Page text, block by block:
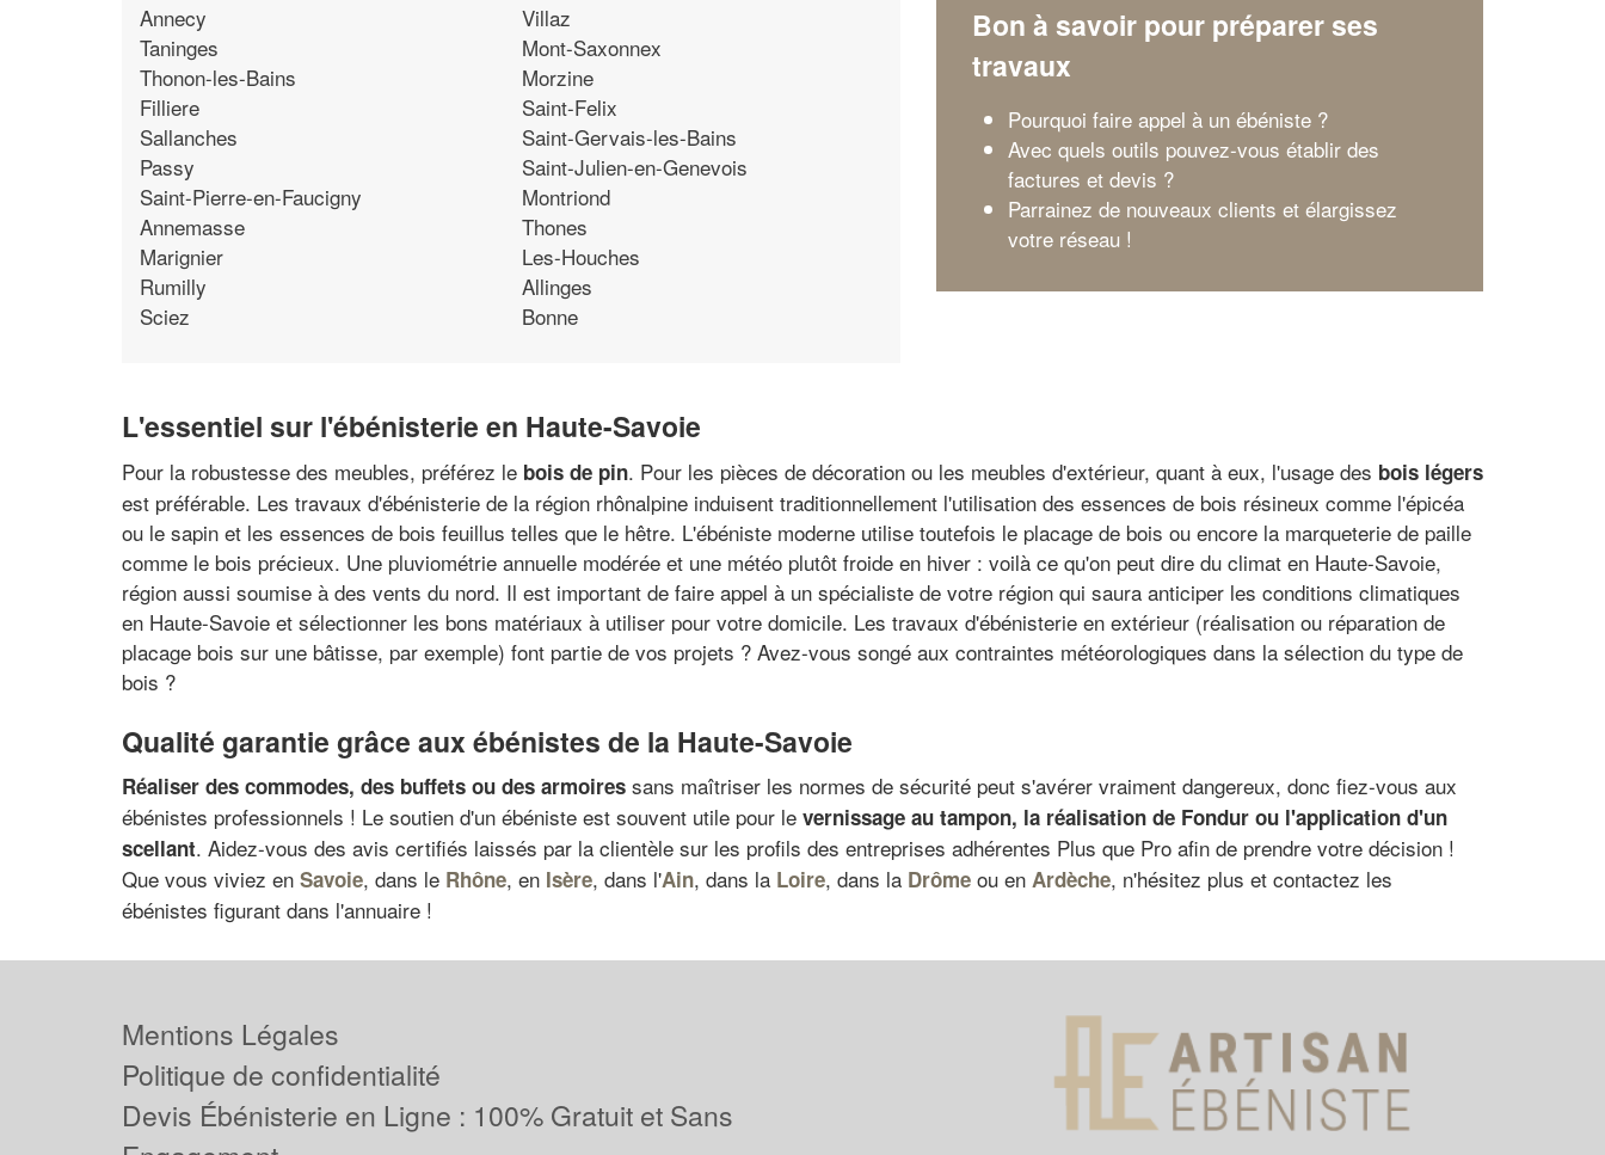
Annecy
Taninges
Thonon-les-Bains
Filliere
Sallanches
Passy
Saint-Pierre-en-Faucigny
Annemasse
Marignier
Rumilly
Sciez
Villaz
Mont-Saxonnex
Morzine
Saint-Felix
Saint-Gervais-les-Bains
Saint-Julien-en-Genevois
Montriond
Thones
Les-Houches
Allinges
Bonne
Bon à savoir pour préparer ses
travaux
Pourquoi faire appel à un ébéniste ?
Avec quels outils pouvez-vous établir des
factures et devis ?
Parrainez de nouveaux clients et élargissez
votre réseau !
L'essentiel sur l'ébénisterie en Haute-Savoie
Pour la robustesse des meubles, préférez le bois de pin. Pour les pièces de décoration ou les meubles d'extérieur, quant à eux, l'usage des bois légers
est préférable. Les travaux d'ébénisterie de la région rhônalpine induisent traditionnellement l'utilisation des essences de bois résineux comme l'épicéa
ou le sapin et les essences de bois feuillus telles que le hêtre. L'ébéniste moderne utilise toutefois le placage de bois ou encore la marqueterie de paille
comme le bois précieux. Une pluviométrie annuelle modérée et une météo plutôt froide en hiver : voilà ce qu'on peut dire du climat en Haute-Savoie,
région aussi soumise à des vents du nord. Il est important de faire appel à un spécialiste de votre région qui saura anticiper les conditions climatiques
en Haute-Savoie et sélectionner les bons matériaux à utiliser pour votre domicile. Les travaux d'ébénisterie en extérieur (réalisation ou réparation de
placage bois sur une bâtisse, par exemple) font partie de vos projets ? Avez-vous songé aux contraintes météorologiques dans la sélection du type de
bois ?
Qualité garantie grâce aux ébénistes de la Haute-Savoie
Réaliser des commodes, des buffets ou des armoires sans maîtriser les normes de sécurité peut s'avérer vraiment dangereux, donc fiez-vous aux
ébénistes professionnels ! Le soutien d'un ébéniste est souvent utile pour le vernissage au tampon, la réalisation de Fondur ou l'application d'un
scellant. Aidez-vous des avis certifiés laissés par la clientèle sur les profils des entreprises adhérentes Plus que Pro afin de prendre votre décision !
Que vous viviez en Savoie, dans le Rhône, en Isère, dans l'Ain, dans la Loire, dans la Drôme ou en Ardèche, n'hésitez plus et contactez les
ébénistes figurant dans l'annuaire !
Mentions Légales
Politique de confidentialité
Devis Ébénisterie en Ligne : 100% Gratuit et Sans